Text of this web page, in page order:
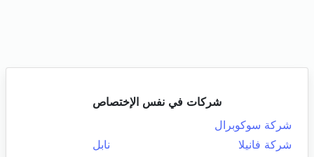
شركات في نفس الإختصاص
شركة سوكوبرال
شركة فانيلا
نابل